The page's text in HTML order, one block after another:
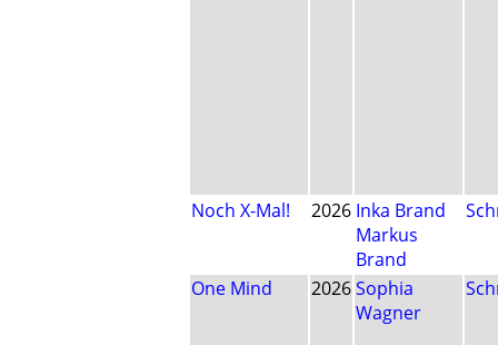
Noch X-Mal! 2026 Inka Brand
Markus
Brand
One Mind 2026Sophia
Wagner